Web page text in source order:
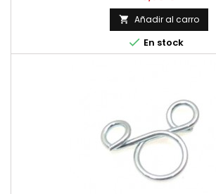
 Añadir al carro
 En stock